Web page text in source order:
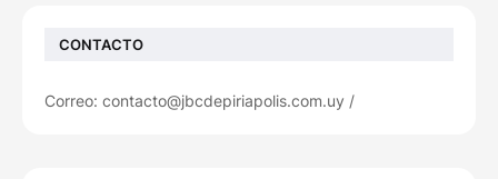
CONTACTO
Correo: contacto@jbcdepiriapolis.com.uy /